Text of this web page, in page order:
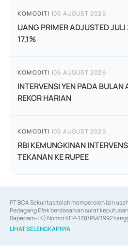
KOMODITI |06 AUGUST 2026
UANG PRIMER ADJUSTED
17,1%
KOMODITI |06 AUGUST 2026
INTERVENSI YEN PADA BULAN
REKOR HARIAN
KOMODITI |06 AUGUST 2026
RBI KEMUNGKINAN
TEKANAN KE RUPEE
PT BCA Sekuritas telah memperoleh izin
Pedagang Efek berdasarkan surat
Bapepam-LK) Nomor KEP-138/PM/1992
06/D.04/2014 tanggal 28 Februari 2014, izin
Efek berdasarkan surat keputusan Otoritas
LIHAT SELENGKAPNYA